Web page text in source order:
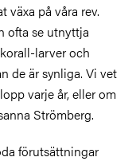
växa på våra rev.
ofta se utnyttja
larver och
de är synliga. Vi vet
varje år, eller om
Strömberg.
förutsättningar